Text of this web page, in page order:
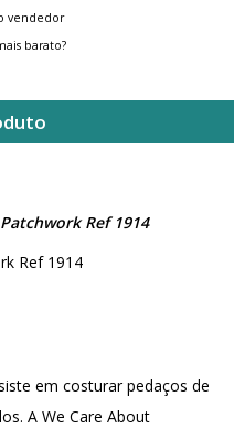
vendedor
barato?
Ref 1914
Ref 1914
em costurar pedaços de
A We Care About